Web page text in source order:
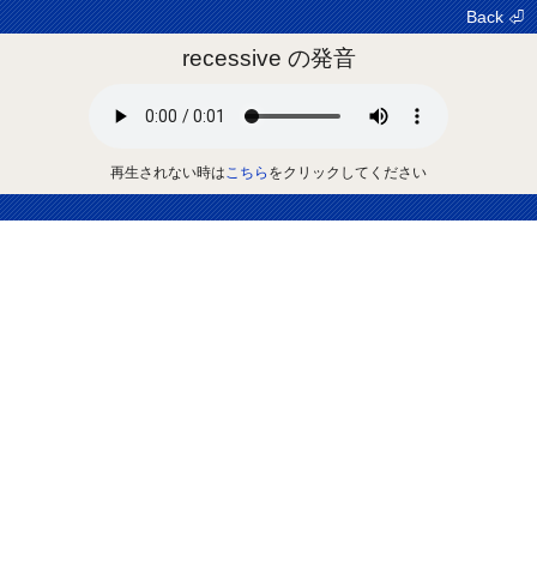
Back ⏎
recessive の発音
再生されない時はこちら をクリックしてください